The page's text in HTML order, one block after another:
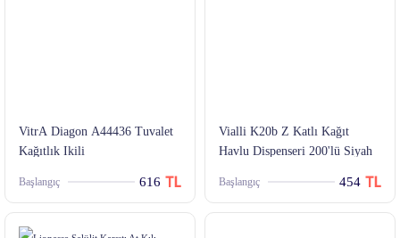
VitrA Diagon A44436 Tuvalet
Kağıtlık Ikili
Başlangıç 616
Vialli K20b Z Katlı Kağıt
Havlu Dispenseri 200'lü Siyah
Başlangıç 454